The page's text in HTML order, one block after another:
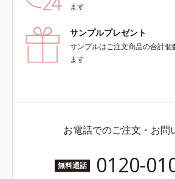
ます
サンプルプレゼント
サンプルはご注文商品の合計個
ます
お電話でのご注文・お問
無料通話 0120-